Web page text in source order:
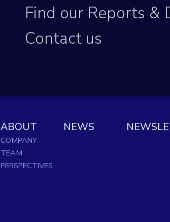
Find our Reports &
Contact us
ABOUT
COMPANY
TEAM
PERSPECTIVES
NEWS